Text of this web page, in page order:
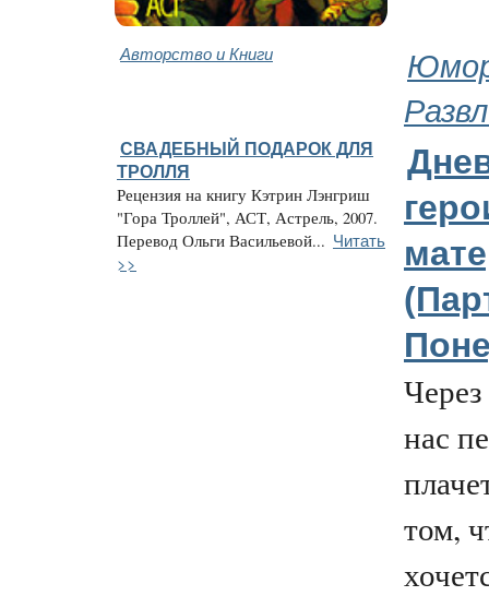
Авторство и Книги
СВАДЕБНЫЙ ПОДАРОК ДЛЯ
ТРОЛЛЯ
Рецензия на книгу Кэтрин Лэнгриш
"Гора Троллей", АСТ, Астрель, 2007.
Перевод Ольги Васильевой... Читать
>>
нас
том,